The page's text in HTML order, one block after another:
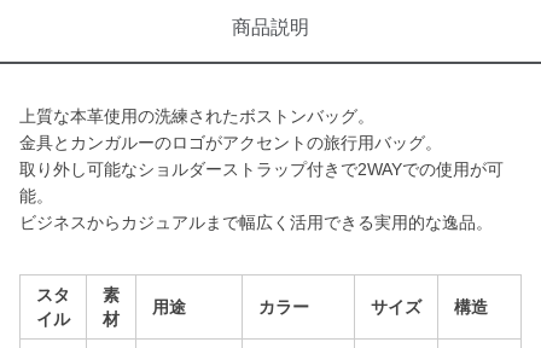
商品説明
上質な本革使用の洗練されたボストンバッグ。
金具とカンガルーのロゴがアクセントの旅行用バッグ。
取り外し可能なショルダーストラップ付きで2WAYでの使用が可
能。
ビジネスからカジュアルまで幅広く活用できる実用的な逸品。
スタ
イル
素
材
用途 カラー サイズ 構造